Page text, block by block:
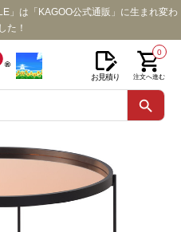
」は「KAGOO公式通販」に生まれ変わ
た！
お見積り
0
注文へ進む